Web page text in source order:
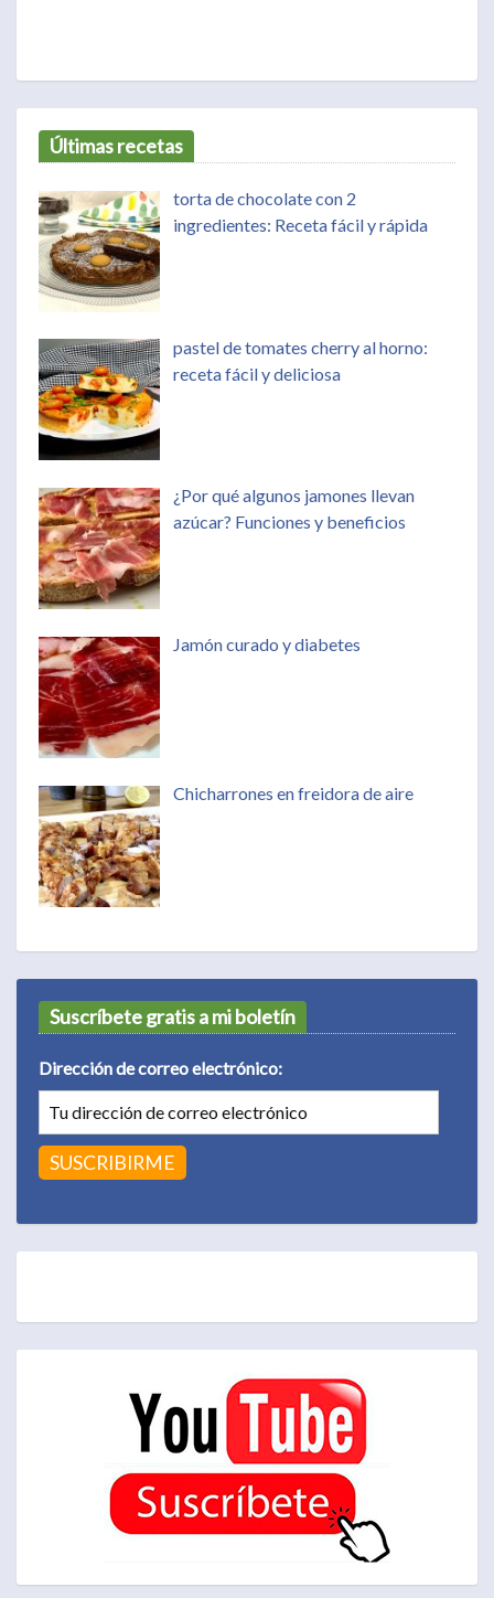
Últimas recetas
torta de chocolate con 2
ingredientes: Receta fácil y rápida
pastel de tomates cherry al horno:
receta fácil y deliciosa
¿Por qué algunos jamones llevan
azúcar? Funciones y beneficios
Jamón curado y diabetes
Chicharrones en freidora de aire
Suscríbete gratis a mi boletín
Dirección de correo electrónico: